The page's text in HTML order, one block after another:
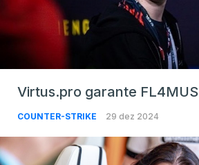
Virtus.pro garante
COUNTER-STRIKE 29 dez 2024